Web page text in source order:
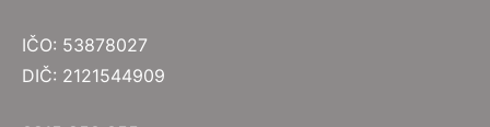
IČO: 53878027
DIČ: 2121544909